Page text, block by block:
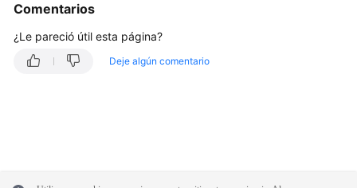
Comentarios
¿Le pareció útil esta página?
Deje algún comentario